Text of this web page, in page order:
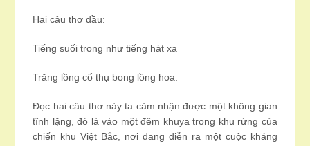
Hai câu thơ đầu:
Tiếng suối trong như tiếng hát xa
Trăng lồng cổ thụ bong lồng hoa.
Đọc hai câu thơ này ta cảm nhận được một không gian
tĩnh lặng, đó là vào một đêm khuya trong khu rừng của
chiến khu Việt Bắc, nơi đang diễn ra một cuộc kháng